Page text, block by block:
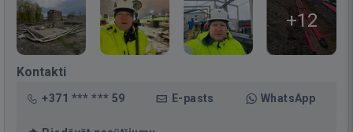
+12
Kontakti
+371 *** *** 59 E-pasts WhatsApp